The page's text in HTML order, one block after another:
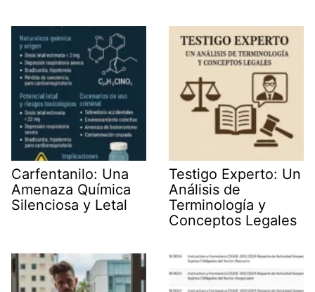
Carfentanilo: Una
Amenaza Química
Silenciosa y Letal
Testigo Experto: Un
Análisis de
Terminología y
Conceptos Legales